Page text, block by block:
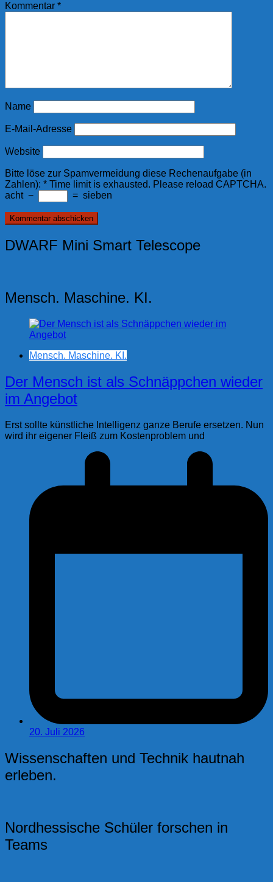
Kommentar *
Name
E-Mail-Adresse
Website
Bitte löse zur Spamvermeidung diese Rechenaufgabe (in
Zahlen): * Time limit is exhausted. Please reload CAPTCHA.
acht − = sieben
DWARF Mini Smart Telescope
Mensch. Maschine. KI.
Mensch. Maschine. KI.
Der Mensch ist als Schnäppchen wieder
im Angebot
Erst sollte künstliche Intelligenz ganze Berufe ersetzen. Nun
wird ihr eigener Fleiß zum Kostenproblem und
20. Juli 2026
Wissenschaften und Technik hautnah
erleben.
Nordhessische Schüler forschen in
Teams